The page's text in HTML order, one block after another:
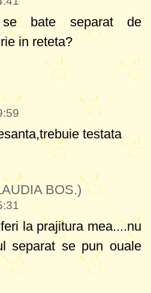
se bate separat de
in reteta?
testata
BOS.)
la prajitura mea....nu
separat se pun ouale